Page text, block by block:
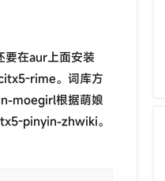
在aur上面安装
rime。词库方
moegirl根据萌娘
pinyin-zhwiki。